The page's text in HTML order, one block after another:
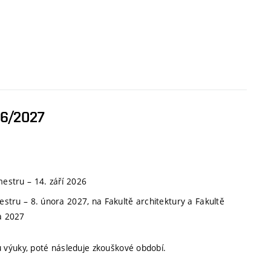
2027
– 14. září 2026
– 8. února 2027, na Fakultě architektury a Fakultě
2027
poté následuje zkouškové období.